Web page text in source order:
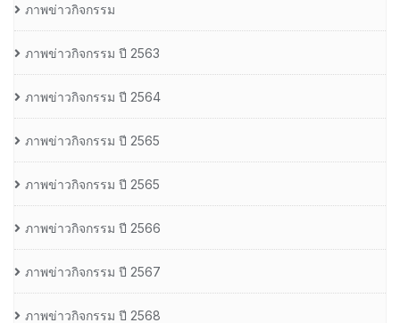
ภาพข่าวกิจกรรม
ภาพข่าวกิจกรรม ปี 2563
ภาพข่าวกิจกรรม ปี 2564
ภาพข่าวกิจกรรม ปี 2565
ภาพข่าวกิจกรรม ปี 2565
ภาพข่าวกิจกรรม ปี 2566
ภาพข่าวกิจกรรม ปี 2567
ภาพข่าวกิจกรรม ปี 2568